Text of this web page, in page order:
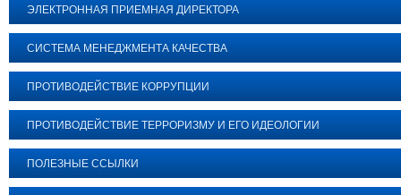
ЭЛЕКТРОННАЯ ПРИЕМНАЯ ДИРЕКТОРА
СИСТЕМА МЕНЕДЖМЕНТА КАЧЕСТВА
ПРОТИВОДЕЙСТВИЕ КОРРУПЦИИ
ПРОТИВОДЕЙСТВИЕ ТЕРРОРИЗМУ И ЕГО ИДЕОЛОГИИ
ПОЛЕЗНЫЕ ССЫЛКИ